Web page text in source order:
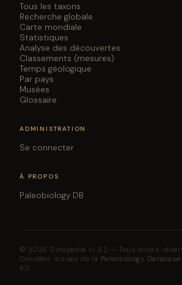
Tous les taxons
Recherche globale
Carte mondiale
Statistiques
Analyse des découvertes
Classements (mesures)
Temps géologique
Par pays
Musées
Glossaire
ADMINISTRATION
Se connecter
À PROPOS
Paleobiology DB
© 2026 Dinopedia v1.3.2 — Tous droits
Données issues de la Paleobiology Database
4.0